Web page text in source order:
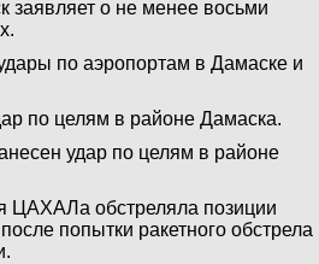
заявляет о не менее восьми
по аэропортам в Дамаске и
по целям в районе Дамаска.
удар по целям в районе
ЦАХАЛа обстреляла позиции
попытки ракетного обстрела